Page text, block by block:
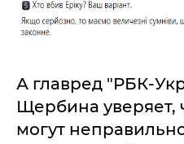
А главред "РБК-
Щербина уверяет,
могут